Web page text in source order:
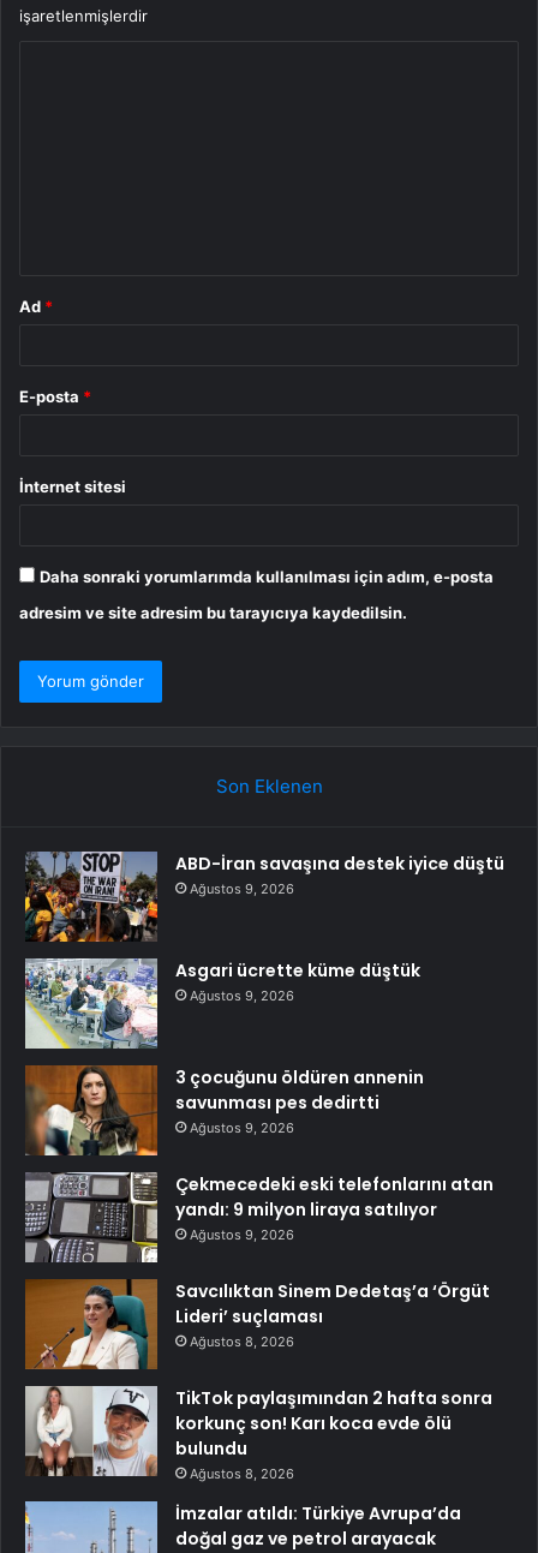
işaretlenmişlerdir
Ad *
E-posta *
İnternet sitesi
Daha sonraki yorumlarımda kullanılması için adım, e-posta
adresim ve site adresim bu tarayıcıya kaydedilsin.
Son Eklenen
ABD-İran savaşına destek iyice düştü
Ağustos 9, 2026
Asgari ücrette küme düştük
Ağustos 9, 2026
3 çocuğunu öldüren annenin
savunması pes dedirtti
Ağustos 9, 2026
Çekmecedeki eski telefonlarını atan
yandı: 9 milyon liraya satılıyor
Ağustos 9, 2026
Savcılıktan Sinem Dedetaş’a ‘Örgüt
Lideri’ suçlaması
Ağustos 8, 2026
TikTok paylaşımından 2 hafta sonra
korkunç son! Karı koca evde ölü
bulundu
Ağustos 8, 2026
İmzalar atıldı: Türkiye Avrupa’da
doğal gaz ve petrol arayacak